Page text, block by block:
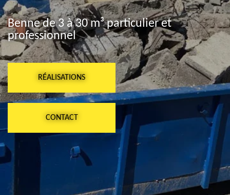
Benne de 3 à 30 m³ particulier et
professionnel
RÉALISATIONS
CONTACT